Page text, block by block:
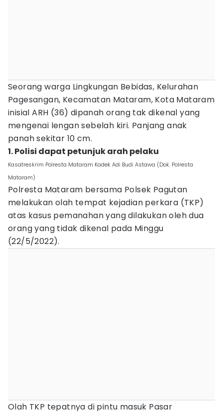
Seorang warga Lingkungan Bebidas, Kelurahan
Pagesangan, Kecamatan Mataram, Kota Mataram
inisial ARH (36) dipanah orang tak dikenal yang
mengenai lengan sebelah kiri. Panjang anak
panah sekitar 10 cm.
1. Polisi dapat petunjuk arah pelaku
Kasatreskrim Polresta Mataram Kadek Adi Budi Astawa (Dok. Polresta
Mataram)
Polresta Mataram bersama Polsek Pagutan
melakukan olah tempat kejadian perkara (TKP)
atas kasus pemanahan yang dilakukan oleh dua
orang yang tidak dikenal pada Minggu
(22/5/2022).
Olah TKP tepatnya di pintu masuk Pasar